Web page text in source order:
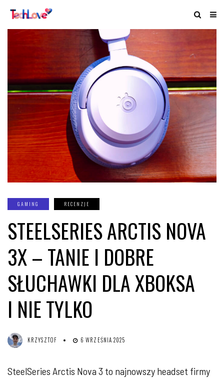
GAMING RECENZJE
STEELSERIES ARCTIS NOVA
3X – TANIE I DOBRE
SŁUCHAWKI DLA XBOKSA
I NIE TYLKO
KRZYSZTOF 6 WRZEŚNIA 2025
SteelSeries Arctis Nova 3 to najnowszy headset firmy